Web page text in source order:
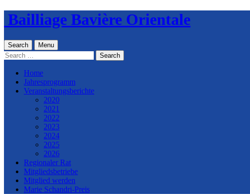
Skip
toBailliage Bavière Orientale
Search Menu
Search
Home
Jahresprogramm
Veranstaltungsberichte
2020
2021
2022
2023
2024
2025
2026
Regionaler Rat
Mitgliedsbetriebe
Mitglied werden
Marie Schandri-Preis